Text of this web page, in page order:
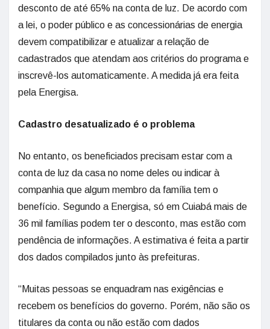
desconto de até 65% na conta de luz. De acordo com
a lei, o poder público e as concessionárias de energia
devem compatibilizar e atualizar a relação de
cadastrados que atendam aos critérios do programa e
inscrevê-los automaticamente. A medida já era feita
pela Energisa.
Cadastro desatualizado é o problema
No entanto, os beneficiados precisam estar com a
conta de luz da casa no nome deles ou indicar à
companhia que algum membro da família tem o
benefício. Segundo a Energisa, só em Cuiabá mais de
36 mil famílias podem ter o desconto, mas estão com
pendência de informações. A estimativa é feita a partir
dos dados compilados junto às prefeituras.
“Muitas pessoas se enquadram nas exigências e
recebem os benefícios do governo. Porém, não são os
titulares da conta ou não estão com dados